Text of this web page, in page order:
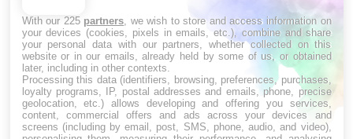
Maladie de Charcot (Sclérose latérale
amyotrophique)
With our 225 partners , we wish to store and access information on
your devices (cookies, pixels in emails, etc.), combine and share
your personal data with our partners, whether collected on this
website or in our emails, already held by some of us, or obtained
later, including in other contexts.
Processing this data (identifiers, browsing, preferences, purchases,
loyalty programs, IP, postal addresses and emails, phone, precise
geolocation, etc.) allows developing and offering you services,
content, commercial offers and ads across your devices and
screens (including by email, post, SMS, phone, audio, and video),